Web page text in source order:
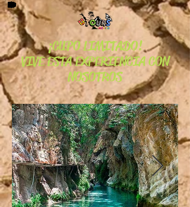
¡CUPO LIMITADO!
VIVE ESTA EXPERIENCIA CON
NOSOTROS